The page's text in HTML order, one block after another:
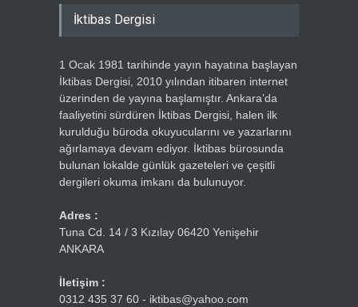
İktibas Dergisi
1 Ocak 1981 tarihinde yayın hayatına başlayan
İktibas Dergisi, 2010 yılından itibaren internet
üzerinden de yayına başlamıştır. Ankara’da
faaliyetini sürdüren İktibas Dergisi, halen ilk
kurulduğu büroda okuyucularını ve yazarlarını
ağırlamaya devam ediyor. İktibas bürosunda
bulunan lokalde günlük gazeteleri ve çeşitli
dergileri okuma imkanı da bulunuyor.
Adres :
Tuna Cd. 14 / 3 Kızılay 06420 Yenişehir
ANKARA
İletişim :
0312 435 37 60 - iktibas@yahoo.com